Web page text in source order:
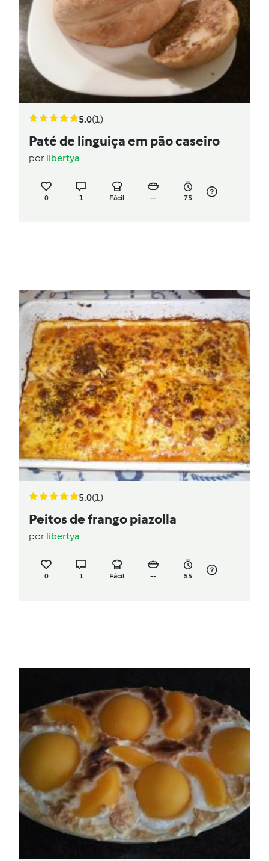
5.0(1)
Paté de linguiça em pão caseiro
por libertya
0 1 Fácil -- 75
5.0(1)
Peitos de frango piazolla
por libertya
0 1 Fácil -- 55